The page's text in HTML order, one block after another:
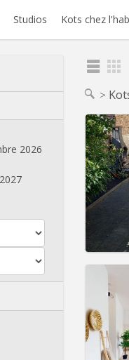
Studios Kots chez
2026
Loyer:
Charges:
Durée:
Loyer:
Durée: